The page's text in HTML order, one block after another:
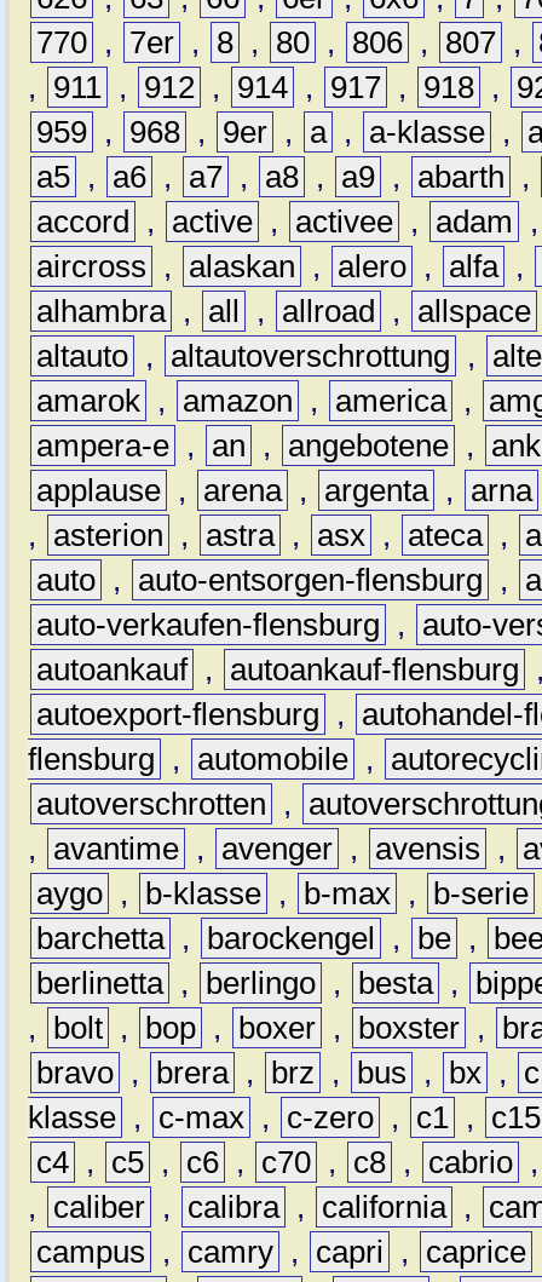
770 , 7er , 8 , 80 , 806 , 807 ,
,
911 , 912 , 914 , 917 , 918 ,
959 , 968 , 9er , a , a-klasse ,
a5 , a6 , a7 , a8 , a9 , abarth
,
accord
, active , activee , adam
aircross
, alaskan , alero , alfa ,
alhambra , all , allroad , allspace
altauto , altautoverschrottung ,
amarok , amazon , america ,
ampera-e , an , angebotene ,
applause , arena , argenta , arna
,
asterion , astra , asx , ateca ,
auto , auto-entsorgen-flensburg ,
auto-verkaufen-flensburg
,
auto-
autoankauf , autoankauf-flensburg
autoexport-flensburg
,
autohandel-
flensburg
, automobile ,
autoverschrotten
,
,
avantime , avenger , avensis ,
aygo , b-klasse , b-max , b-serie
barchetta , barockengel , be ,
berlinetta , berlingo , besta ,
,
bolt , bop , boxer , boxster ,
bravo , brera , brz , bus , bx ,
c
klasse , c-max , c-zero , c1 ,
c15
c4 , c5 , c6 , c70 , c8 , cabrio
,
caliber , calibra , california ,
campus
, camry , capri , caprice